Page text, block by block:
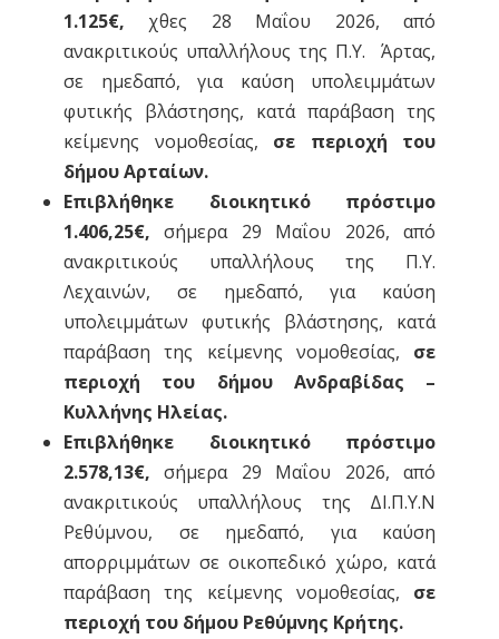
1.125€, χθες 28 Μαΐου 2026, από
ανακριτικούς υπαλλήλους της Π.Υ. Άρτας,
σε ημεδαπό, για καύση υπολειμμάτων
φυτικής βλάστησης, κατά παράβαση της
κείμενης νομοθεσίας, σε περιοχή του
δήμου Αρταίων.
Επιβλήθηκε διοικητικό πρόστιμο
1.406,25€, σήμερα 29 Μαΐου 2026, από
ανακριτικούς υπαλλήλους της Π.Υ.
Λεχαινών, σε ημεδαπό, για καύση
υπολειμμάτων φυτικής βλάστησης, κατά
παράβαση της κείμενης νομοθεσίας, σε
περιοχή του δήμου Ανδραβίδας –
Κυλλήνης Ηλείας.
Επιβλήθηκε διοικητικό πρόστιμο
2.578,13€, σήμερα 29 Μαΐου 2026, από
ανακριτικούς υπαλλήλους της ΔΙ.Π.Υ.Ν
Ρεθύμνου, σε ημεδαπό, για καύση
απορριμμάτων σε οικοπεδικό χώρο, κατά
παράβαση της κείμενης νομοθεσίας, σε
περιοχή του δήμου Ρεθύμνης Κρήτης.